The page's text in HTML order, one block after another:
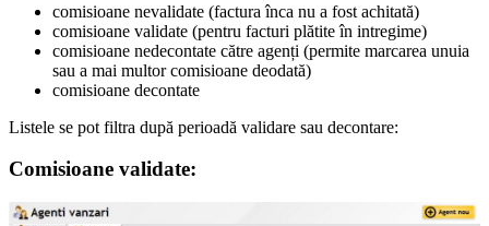
comisioane nevalidate (factura înca nu a fost achitată)
comisioane validate (pentru facturi plătite în intregime)
comisioane nedecontate către agenți (permite marcarea unuia
sau a mai multor comisioane deodată)
comisioane decontate
Listele se pot filtra după perioadă validare sau decontare:
Comisioane validate: